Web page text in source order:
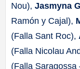
Nou),Jasmyna
Ramón y Cajal),
(Falla Sant Roc),
(Falla Nicolau
(Falla